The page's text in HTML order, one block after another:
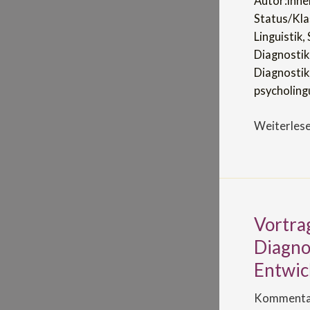
Status/
Linguistik,
Vortrag
zur
Diagnostik